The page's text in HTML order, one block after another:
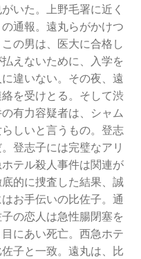
いた。上野毛署に近く
通報。遠丸らがかけつ
の男は、医大に合格し
えないために、入学を
違いない。その夜、遠
を受けとる。そして渋
有力容疑者は、シャム
しいと言うもの。登志
登志子には完璧なアリ
テル殺人事件は関連が
的に捜査した結果、誠
お手伝いの比佐子。通
の恋人は急性腸閉塞を
にあい死亡。西急ホテ
子と一致。遠丸は、比